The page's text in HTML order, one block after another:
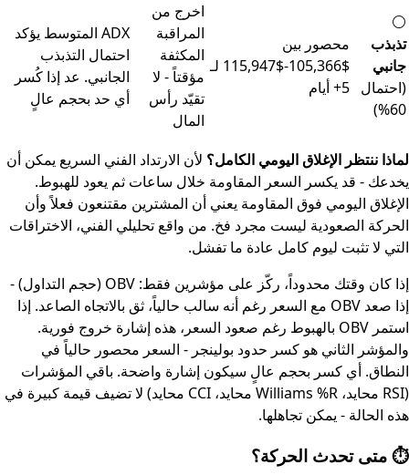
⚪
تذبذب
جانبي
(احتمال
60%)
محصور بين
$105,366-$115,947 لـ
5+ أيام
اخرج من
المراقبة
المكثفة
مؤقتاً - لا
تقيّد رأس
المال
ADX المتوسط يؤكد
احتمال التذبذب
الجانبي. عد إذا كُسر
أي حد بحجم عالٍ
لماذا ننتظر الإغلاق اليومي الكامل؟ لأن الارتداد الفني السريع يمكن أن
يخدعك - قد يكسر السعر المقاومة خلال ساعات ثم يعود للهبوط.
الإغلاق اليومي فوق المقاومة يعني أن المشترين مقتنعون فعلاً وأن
الحركة الصعودية ليست مجرد فخ. من واقع تحليلي الفني، الاختراقات
التي لا تثبت ليوم كامل عادة ما تفشل.
إذا كان وقتك محدوداً، ركّز على مؤشرين فقط: OBV (حجم التداول) -
إذا صعد OBV مع السعر رغم أنه سالب حالياً، ثق بالاتجاه الصاعد. إذا
استمر OBV بالهبوط رغم صعود السعر، هذه إشارة خروج فورية.
والمؤشر الثاني هو كسر حدود بولينجر - السعر محصور حالياً في
النطاق. أي كسر بحجم عالٍ سيكون إشارة واضحة. باقي المؤشرات
(RSI محايد، Williams %R محايد، CCI محايد) لا تضيف قيمة كبيرة في
هذه الحالة - يمكن تجاهلها.
⏱️ متى تحدث الحركة؟